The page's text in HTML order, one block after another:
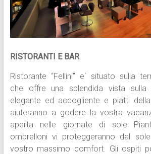
RISTORANTI E BAR
Ristorante “Fellini” e` situato sulla
che offre una splendida vista sulla
elegante ed accogliente e piatti
aiuteranno a godere la vostra
aperta nelle giornate di sole
ombrelloni vi proteggeranno dal
vostro massimo comfort. Gli ospiti